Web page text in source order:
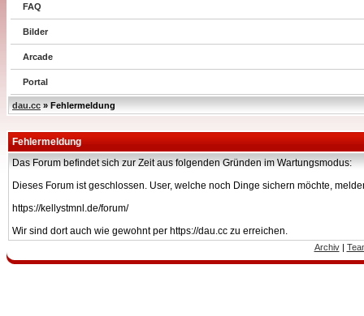
FAQ
Bilder
Arcade
Portal
dau.cc » Fehlermeldung
Fehlermeldung
Das Forum befindet sich zur Zeit aus folgenden Gründen im Wartungsmodus:
Dieses Forum ist geschlossen. User, welche noch Dinge sichern möchte,
https://kellystmnl.de/forum/
Wir sind dort auch wie gewohnt per https://dau.cc zu erreichen.
Archiv|